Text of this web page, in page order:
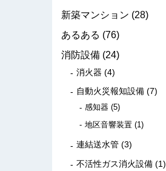
新築マンション (28)
あるある (76)
消防設備 (24)
消火器 (4)
自動火災報知設備 (7)
感知器 (5)
地区音響装置 (1)
連結送水管 (3)
不活性ガス消火設備 (1)